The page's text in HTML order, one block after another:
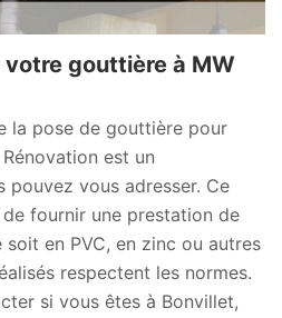
gouttière à MW
la pose de gouttière pour
est un
pouvez vous adresser. Ce
fournir une prestation de
en PVC, en zinc ou autres
respectent les normes.
si vous êtes à Bonvillet,